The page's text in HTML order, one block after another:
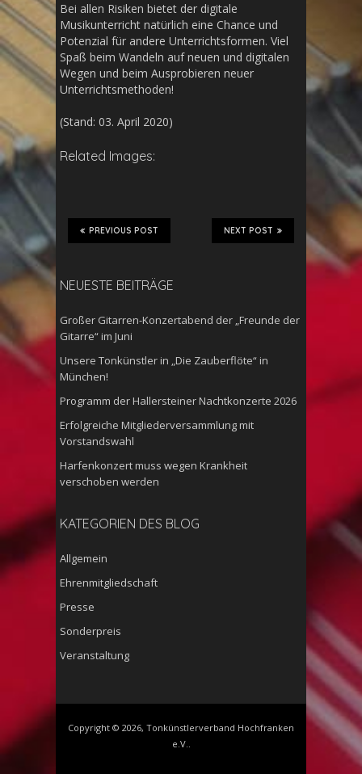
Bei allen Risiken bietet der digitale
Musikunterricht natürlich eine Chance und
Potenzial für andere Unterrichtsformen. Viel
Spaß beim Wandeln auf neuen und digitalen
Wegen und beim Ausprobieren neuer
Unterrichtsmethoden!
(Stand: 03. April 2020)
Related Images:
NEXT POST
PREVIOUS POST
NEUESTE BEITRÄGE
Großer Gitarren-Konzertabend der „Freunde der
Gitarre“ im Juni
Unsere Tonkünstler in „Die Zauberflöte“ in
München!
Programm der Hallersteiner Nachtkonzerte 2026
Erfolgreiche Mitgliederversammlung mit
Vorstandswahl
Harfenkonzert muss wegen Krankheit
verschoben werden
KATEGORIEN DES BLOG
Allgemein
Ehrenmitgliedschaft
Presse
Sonderpreis
Veranstaltung
Copyright © 2026, Tonkünstlerverband Hochfranken
e.V..